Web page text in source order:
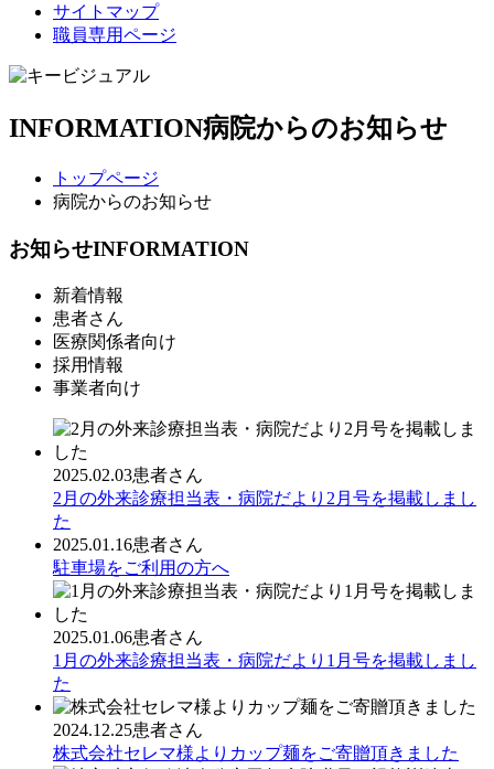
サイトマップ
職員専用ページ
INFORMATION病院からのお知らせ
トップページ
病院からのお知らせ
お知らせINFORMATION
新着情報
患者さん
医療関係者向け
採用情報
事業者向け
2025.02.03患者さん
2月の外来診療担当表・病院だより2月号を掲載しまし
た
2025.01.16患者さん
駐車場をご利用の方へ
2025.01.06患者さん
1月の外来診療担当表・病院だより1月号を掲載しまし
た
2024.12.25患者さん
株式会社セレマ様よりカップ麺をご寄贈頂きました